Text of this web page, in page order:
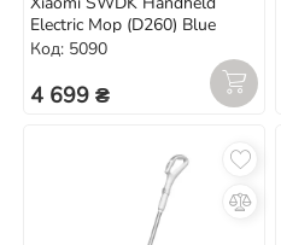
Electric Mop (D260) Blue
Код: 5090
4 699 ₴